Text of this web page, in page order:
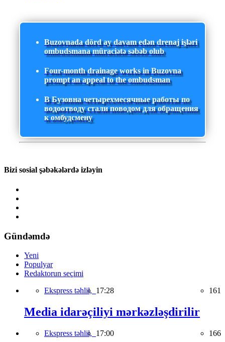
Buzovnada dörd ay davam edən drenaj işləri
ombudsmana müraciətə səbəb olub
Four-month drainage works in Buzovna
prompt an appeal to the ombudsman
В Бузовна четырехмесячные работы по
водоотводу стали поводом для обращения
к омбудсмену
Bizi sosial şəbəkələrdə izləyin
Gündəmdə
Yeni
Populyar
Redaktorun seçimi
Ekspress təhlil, 17:28 161
Media idarəçiliyi mərkəzləşdirilir
Ekspress təhlil, 17:00 166